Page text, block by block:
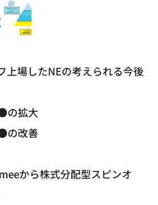
上場したNEの考えられる今後
の拡大
の改善
から株式分配型スピンオ